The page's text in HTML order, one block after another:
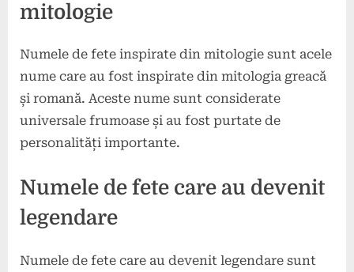
mitologie
Numele de fete inspirate din mitologie sunt acele
nume care au fost inspirate din mitologia greacă
și romană. Aceste nume sunt considerate
universale frumoase și au fost purtate de
personalități importante.
Numele de fete care au devenit
legendare
Numele de fete care au devenit legendare sunt